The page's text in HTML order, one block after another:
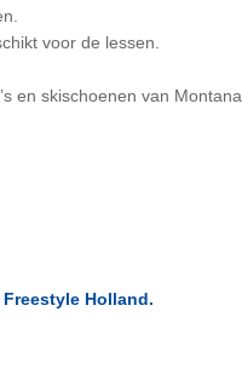
voor de lessen.
en skischoenen van Montana
Holland.